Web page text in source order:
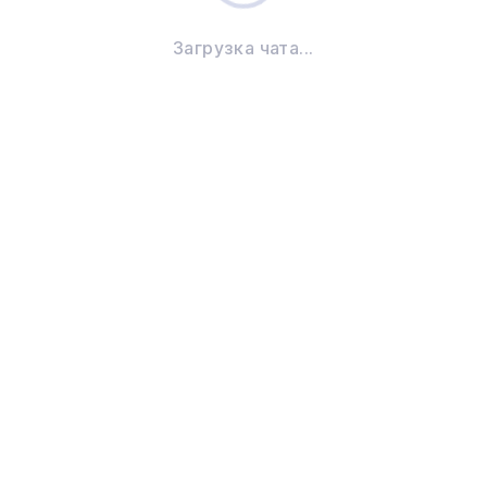
Загрузка чата...